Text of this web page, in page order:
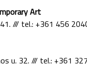
Art
/// tel.: +361 456
u. 32. /// tel.: +361